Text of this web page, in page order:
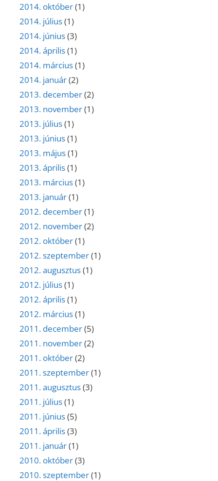
2014. október(1)
2014. július(1)
2014. június(3)
2014. április(1)
2014. március(1)
2014. január(2)
2013. december(2)
2013. november(1)
2013. július(1)
2013. június(1)
2013. május(1)
2013. április(1)
2013. március(1)
2013. január(1)
2012. december(1)
2012. november(2)
2012. október(1)
2012. szeptember(1)
2012. augusztus(1)
2012. július(1)
2012. április(1)
2012. március(1)
2011. december(5)
2011. november(2)
2011. október(2)
2011. szeptember(1)
2011. augusztus(3)
2011. július(1)
2011. június(5)
2011. április(3)
2011. január(1)
2010. október(3)
2010. szeptember(1)